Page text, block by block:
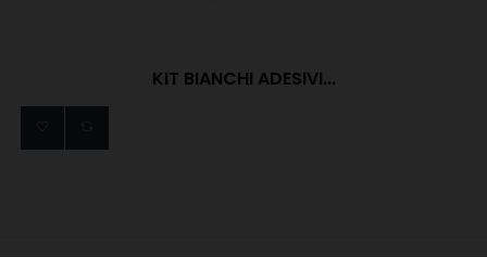
KIT BIANCHI ADESIVI...